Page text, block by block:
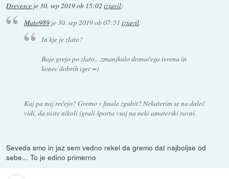
Drevesce je30. sep 2019 ob 15:02 izjavil:
Mato989je30. sep 2019 ob 07:51 izjavil:
In kje je zlato?
Baje grejo po zlato.. .zmanjkalo domačega terena in
konec dobrih iger =)
Kaj pa naj rečejo? Gremo v finale zgubit? Nekaterim se na daleč
vidi, da niste nikoli igrali športa vsaj na neki amaterski ravni.
Seveda smo in jaz sem vedno rekel da gremo dat najboljse od
sebe... To je edino primerno